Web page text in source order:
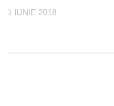
1 IUNIE 2018